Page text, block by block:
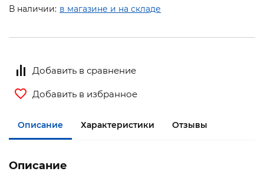
В наличии: в магазине и на складе
Добавить в сравнение
Добавить в избранное
Описание Характеристики Отзывы
Описание